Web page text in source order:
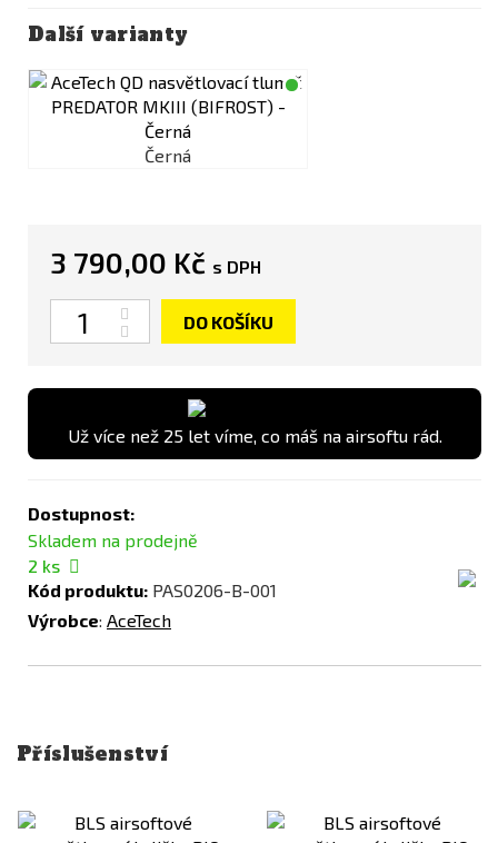
Další varianty
Černá
3 790,00 Kč s DPH
Počet
DO KOŠÍKU
Už více než 25 let víme, co máš na airsoftu rád.
Dostupnost:
Skladem na prodejně
2 ks
Kód produktu: PAS0206-B-001
Výrobce: AceTech
Příslušenství